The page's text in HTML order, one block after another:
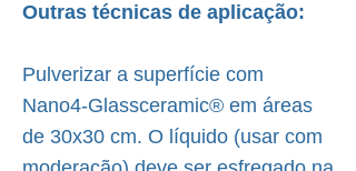
Outras técnicas de aplicação:
Pulverizar a superfície com
Nano4-Glassceramic® em áreas
de 30x30 cm. O líquido (usar com